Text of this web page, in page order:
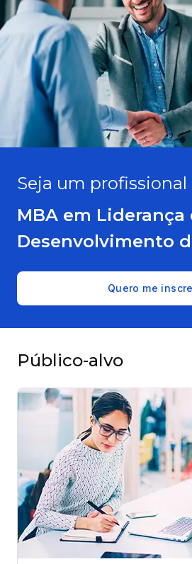
Seja um profissional
MBA em Liderança
Desenvolvimento
Quero me
Público-alvo